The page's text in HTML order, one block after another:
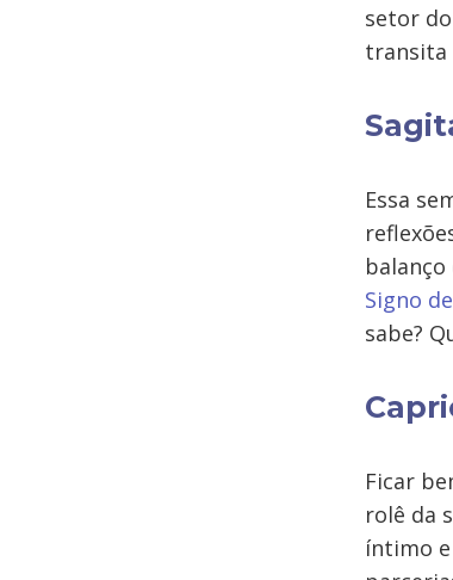
setor
transita
Essa
Signo
sabe?
Ficar
rolê da
íntimo